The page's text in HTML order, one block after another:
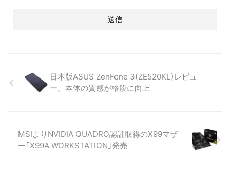
日本版ASUS ZenFone 3(ZE520KL)レビュ
ー。本体の質感が格段に向上
MSIよりNVIDIA QUADRO認証取得のX99マザ
ー｢X99A WORKSTATION｣発売